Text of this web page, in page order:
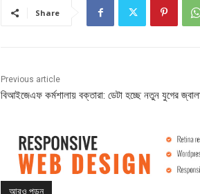
Share
Previous article
বিআইজেএফ কর্মশালায় বক্তারা: ডেটা হচ্ছে নতুন যুগের
আরও পড়ুন